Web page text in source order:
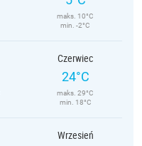
maks. 10°C
min. -2°C
Czerwiec
24°C
maks. 29°C
min. 18°C
Wrzesień